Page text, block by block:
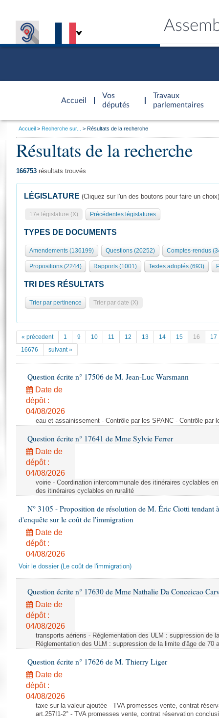
Accueil
d'accueil
Vos
députés
Travaux
parlementaires
Présidence
577 députés
Groupes politiques
Séance publique
Commissions et autres organes
Europe et International
Pétitions
Documents parlementaires
Projets de loi
Propositions de loi
Amendements
Textes adoptés
Rapports d'enquête
Rapports législatifs
Rapports sur l'application des lois
Baromètre de l’application des lois
Dossiers législatifs
Budget et sécurité sociale
Questions écrites et orales
Comptes rendus des débats
Général
Rôle et pouvoirs de l'Assemblée
Organisation de l'Assemblée
Présidence Conférence des Présidents Bureau Collège des
Statistiques et chiffres clés
Documents de référence
( Constitution | Règlement de l'Assemblée ... )
Histoire
Juniors
Anciennes législatures
Liens vers les sites publics
Visiter l'Assemblée
Visite virtuelle du palais Bourbon
Assister à une séance
La Bibliothèque
Les archives
Contacts et plan d'accès
Photos libres de droit
Vous
Accueil Recherche sur... Résultats de la recherche
Résultats de la recherche
166753 résultats trouvés
LÉGISLATURE (Cliquez sur l'un des boutons pour faire un choix)
17e législature (X) Précédentes législatures
TYPES DE DOCUMENTS
Amendements (136199) Questions (20252) Comptes-rendus
Propositions (2244) Rapports (1001) Textes adoptés (693)
TRI DES RÉSULTATS
Trier par pertinence Trier par date (X)
« précedent 1 9 10 11 12 13 14 15 16
17
16676
suivant »
Question écrite n° 17506 de M. Jean-Luc Warsmann
Date de
dépôt :
04/08/2026
eau et assainissement - Contrôle par les SPANC - Contrôle par
Question écrite n° 17641 de Mme Sylvie Ferrer
Date de
dépôt :
04/08/2026
voirie - Coordination intercommunale des itinéraires cyclables
des itinéraires cyclables en ruralité
N° 3105 - Proposition de résolution de M. Éric Ciotti tendant
d'enquête sur le coût de l'immigration
Date de
dépôt :
04/08/2026
Voir le dossier (Le coût de l'immigration)
Question écrite n° 17630 de Mme Nathalie Da Conceicao
Date de
dépôt :
04/08/2026
transports aériens - Réglementation des ULM : suppression de
Réglementation des ULM : suppression de la limite d'âge de 70
Question écrite n° 17626 de M. Thierry Liger
Date de
dépôt :
04/08/2026
taxe sur la valeur ajoutée - TVA promesses vente, contrat
art.257I1-2° - TVA promesses vente, contrat réservation